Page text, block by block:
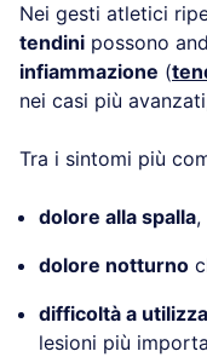
Nei gesti atletici
tendini possono
infiammazione (
nei casi più
Tra i sintomi più
dolore alla spalla,
dolore notturno
difficoltà a
lesioni più